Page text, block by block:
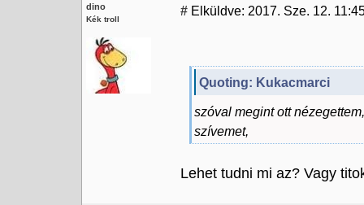
dino
Kék troll
# Elküldve: 2017. Sze. 12.
Quoting: Kukacmarci
szóval megint ott
szívemet,
Lehet tudni mi az? Vagy